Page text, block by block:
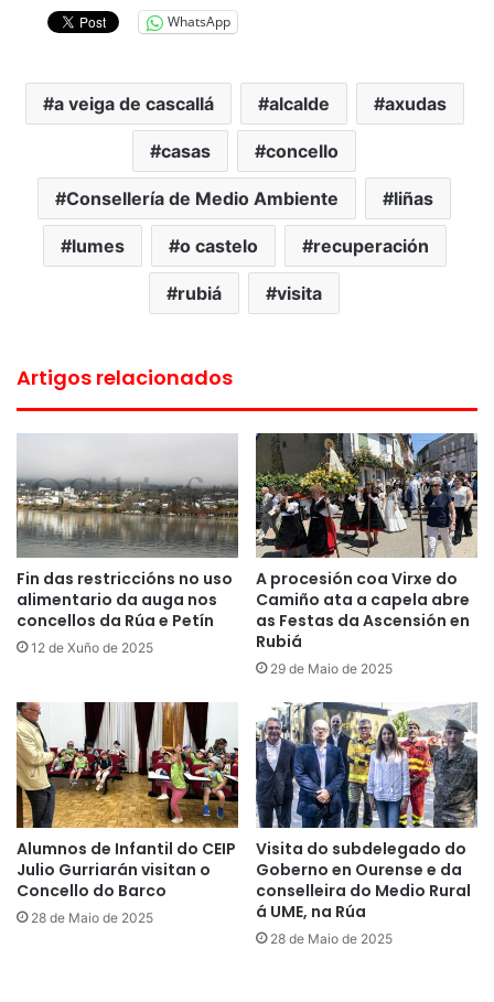
WhatsApp
a veiga de cascallá alcalde axudas
casas concello
Consellería de Medio Ambiente liñas
lumes o castelo recuperación
rubiá visita
Artigos relacionados
Fin das restriccións no uso
alimentario da auga nos
concellos da Rúa e Petín
12 de Xuño de 2025
A procesión coa Virxe do
Camiño ata a capela abre
as Festas da Ascensión en
Rubiá
29 de Maio de 2025
Alumnos de Infantil do CEIP
Julio Gurriarán visitan o
Concello do Barco
28 de Maio de 2025
Visita do subdelegado do
Goberno en Ourense e da
conselleira do Medio Rural
á UME, na Rúa
28 de Maio de 2025